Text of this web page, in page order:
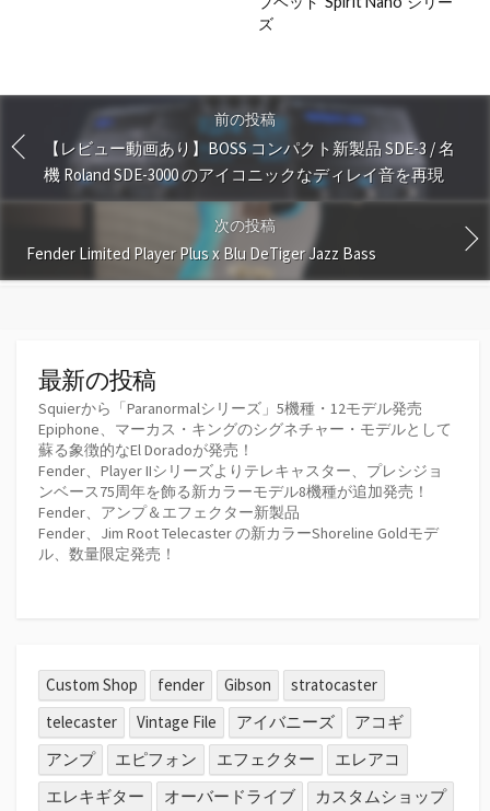
ズ
前の投稿
【レビュー動画あり】BOSS コンパクト新製品 SDE-3 / 名
機 Roland SDE-3000 のアイコニックなディレイ音を再現
次の投稿
Fender Limited Player Plus x Blu DeTiger Jazz Bass
最新の投稿
Squierから「Paranormalシリーズ」5機種・12モデル発売
Epiphone、マーカス・キングのシグネチャー・モデルとして
蘇る象徴的なEl Doradoが発売！
Fender、Player IIシリーズよりテレキャスター、プレシジョ
ンベース75周年を飾る新カラーモデル8機種が追加発売！
Fender、アンプ＆エフェクター新製品
Fender、Jim Root Telecaster の新カラーShoreline Goldモデ
ル、数量限定発売！
Custom Shop fender Gibson
stratocaster
telecaster
Vintage File アイバニーズ
アコギ
アンプ
エピフォン エフェクター
エレアコ
エレキギター
オーバードライブ
カスタムショップ